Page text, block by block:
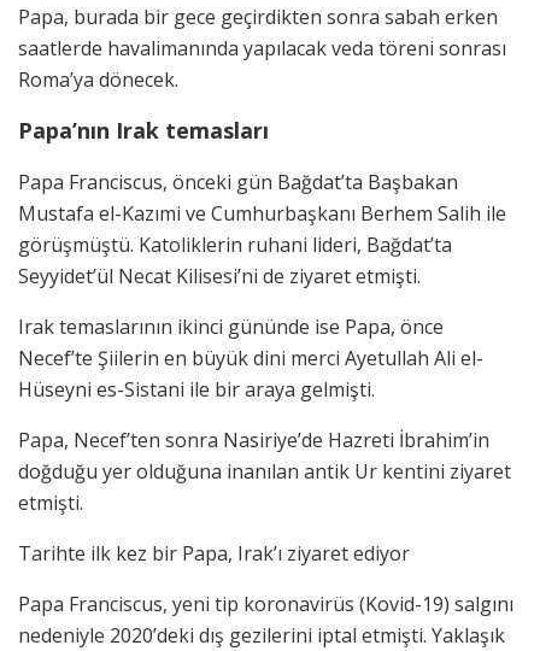
Papa, burada bir gece geçirdikten sonra sabah erken
saatlerde havalimanında yapılacak veda töreni sonrası
Roma’ya dönecek.
Papa’nın Irak temasları
Papa Franciscus, önceki gün Bağdat’ta Başbakan
Mustafa el-Kazımi ve Cumhurbaşkanı Berhem Salih ile
görüşmüştü. Katoliklerin ruhani lideri, Bağdat’ta
Seyyidet’ül Necat Kilisesi’ni de ziyaret etmişti.
Irak temaslarının ikinci gününde ise Papa, önce
Necef’te Şiilerin en büyük dini merci Ayetullah Ali el-
Hüseyni es-Sistani ile bir araya gelmişti.
Papa, Necef’ten sonra Nasiriye’de Hazreti İbrahim’in
doğduğu yer olduğuna inanılan antik Ur kentini ziyaret
etmişti.
Tarihte ilk kez bir Papa, Irak’ı ziyaret ediyor
Papa Franciscus, yeni tip koronavirüs (Kovid-19) salgını
nedeniyle 2020’deki dış gezilerini iptal etmişti. Yaklaşık